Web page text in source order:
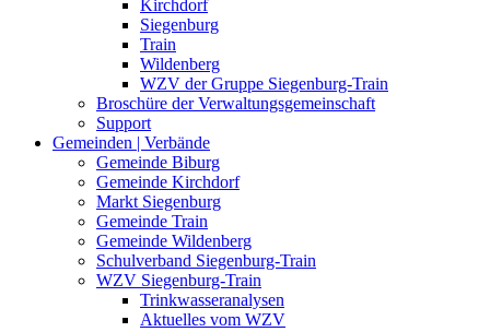
Kirchdorf
Siegenburg
Train
Wildenberg
WZV der Gruppe Siegenburg-Train
Broschüre der Verwaltungsgemeinschaft
Support
Gemeinden | Verbände
Gemeinde Biburg
Gemeinde Kirchdorf
Markt Siegenburg
Gemeinde Train
Gemeinde Wildenberg
Schulverband Siegenburg-Train
WZV Siegenburg-Train
Trinkwasseranalysen
Aktuelles vom WZV